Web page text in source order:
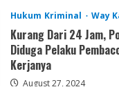
August 8, 2026
Hukum Kriminal Way
Kurang Dari 24 Jam,
Diduga Pelaku
Kerjanya
August 27, 2024